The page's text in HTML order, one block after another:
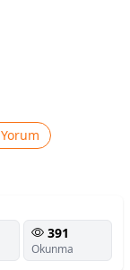
Yorum
391
Okunma